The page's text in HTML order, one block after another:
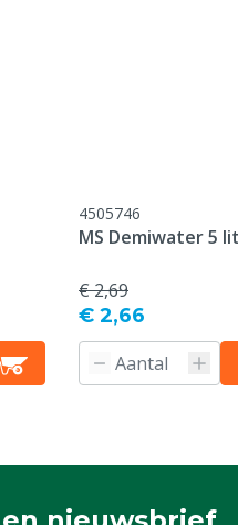
4505746
MS Demiwater 5
€ 2,69
€ 2,66